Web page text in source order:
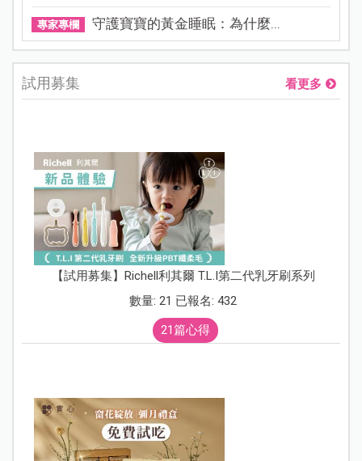
專家專欄 守護寶寶的黃金睡眠：為什麼...
試用募集 看更多
【試用募集】Richell利其爾 T.L.I第二代乳牙刷系列
數量: 21 已報名: 432
21篇心得